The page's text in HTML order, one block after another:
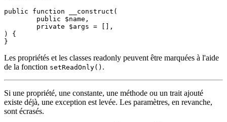
public function __construct(
) {
Les propriétés et les classes readonly peuvent être marquées à l'aide
de la fonction setReadOnly() .
Si une propriété, une constante, une méthode ou un trait ajouté
existe déjà, une exception est levée. Les paramètres, en revanche,
sont écrasés.